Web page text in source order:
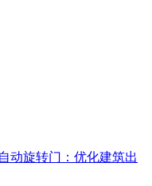
动旋转门：优化建筑出